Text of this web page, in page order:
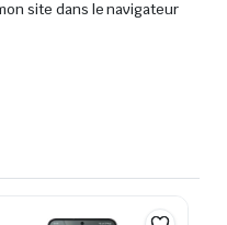
site dans le navigateur